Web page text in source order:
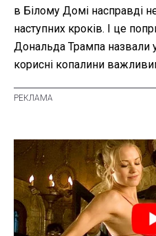
в Білому Домі насправді
наступних кроків. І це
Дональда Трампа назвали
корисні копалини